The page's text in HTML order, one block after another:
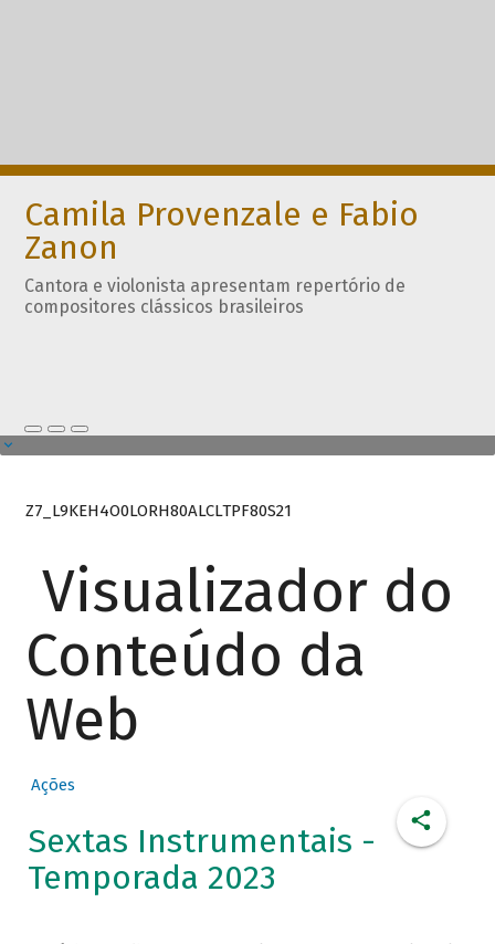
Camila Provenzale e Fabio
Zanon
Cantora e violonista apresentam repertório de
compositores clássicos brasileiros
Z7_L9KEH4O0LORH80ALCLTPF80S21
Visualizador do
Conteúdo da
Web
Ações
Sextas Instrumentais -
Temporada 2023